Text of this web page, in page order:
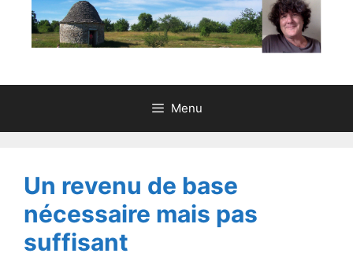
Menu
Un revenu de base
nécessaire mais pas
suffisant